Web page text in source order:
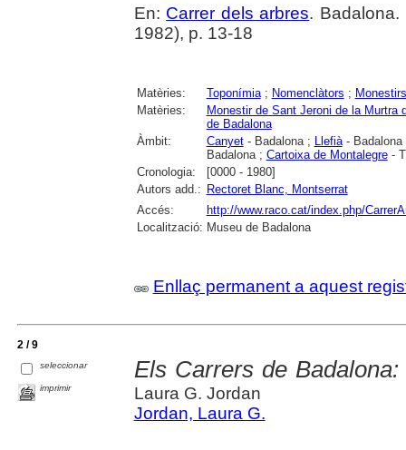
En: Carrer dels arbres. Badalona.
1982), p. 13-18
Matèries: Toponímia; Nomenclàtors ; Monestirs
Matèries:
Monestir de Sant Jeroni de la Murtra
de Badalona
Àmbit:
Canyet- Badalona ; Llefià-
Badalona ; Cartoixa de Montalegre-
Cronologia:
[0000 - 1980]
Autors add.: Rectoret Blanc, Montserrat
Accés:
http://www.raco.cat/index.php/
Localització: Museu de Badalona
Enllaç permanent a aquest
2 / 9
seleccionar
imprimir
Els Carrers de
Laura G. Jordan
Jordan, Laura G.